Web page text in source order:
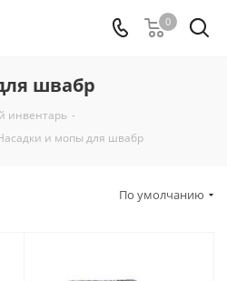
0
швабр
инвентарь -
и мопы для швабр
По умолчанию